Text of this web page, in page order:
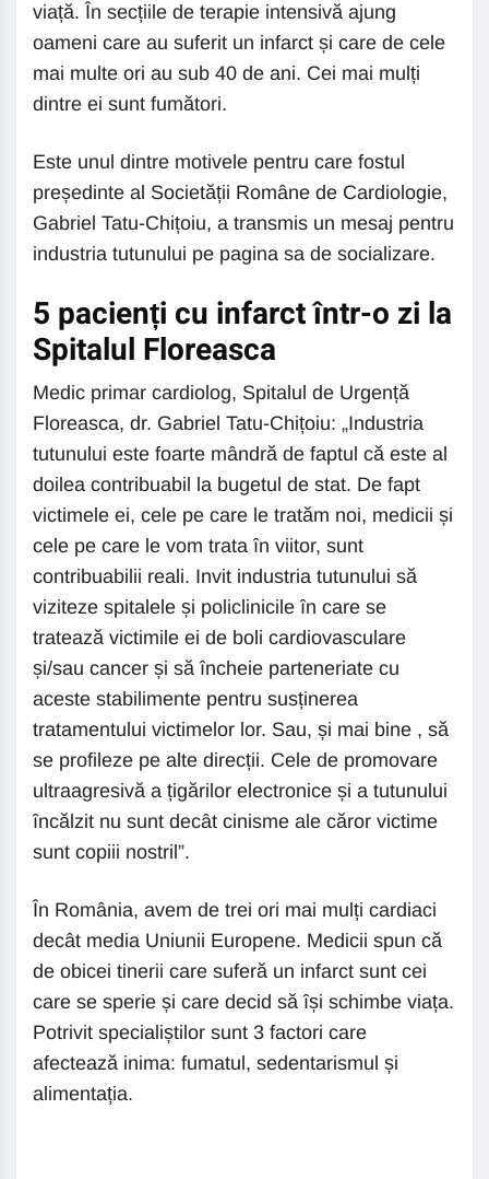
viață. În secțiile de terapie intensivă ajung
oameni care au suferit un infarct și care de cele
mai multe ori au sub 40 de ani. Cei mai mulți
dintre ei sunt fumători.
Este unul dintre motivele pentru care fostul
președinte al Societății Române de Cardiologie,
Gabriel Tatu-Chițoiu, a transmis un mesaj pentru
industria tutunului pe pagina sa de socializare.
5 pacienți cu infarct într-o zi la
Spitalul Floreasca
Medic primar cardiolog, Spitalul de Urgență
Floreasca, dr. Gabriel Tatu-Chițoiu: „Industria
tutunului este foarte mândră de faptul că este al
doilea contribuabil la bugetul de stat. De fapt
victimele ei, cele pe care le tratăm noi, medicii și
cele pe care le vom trata în viitor, sunt
contribuabilii reali. Invit industria tutunului să
viziteze spitalele și policlinicile în care se
tratează victimile ei de boli cardiovasculare
și/sau cancer și să încheie parteneriate cu
aceste stabilimente pentru susținerea
tratamentului victimelor lor. Sau, și mai bine , să
se profileze pe alte direcții. Cele de promovare
ultraagresivă a țigărilor electronice și a tutunului
încălzit nu sunt decât cinisme ale căror victime
sunt copiii nostril”.
În România, avem de trei ori mai mulți cardiaci
decât media Uniunii Europene. Medicii spun că
de obicei tinerii care suferă un infarct sunt cei
care se sperie și care decid să își schimbe viața.
Potrivit specialiștilor sunt 3 factori care
afectează inima: fumatul, sedentarismul și
alimentația.